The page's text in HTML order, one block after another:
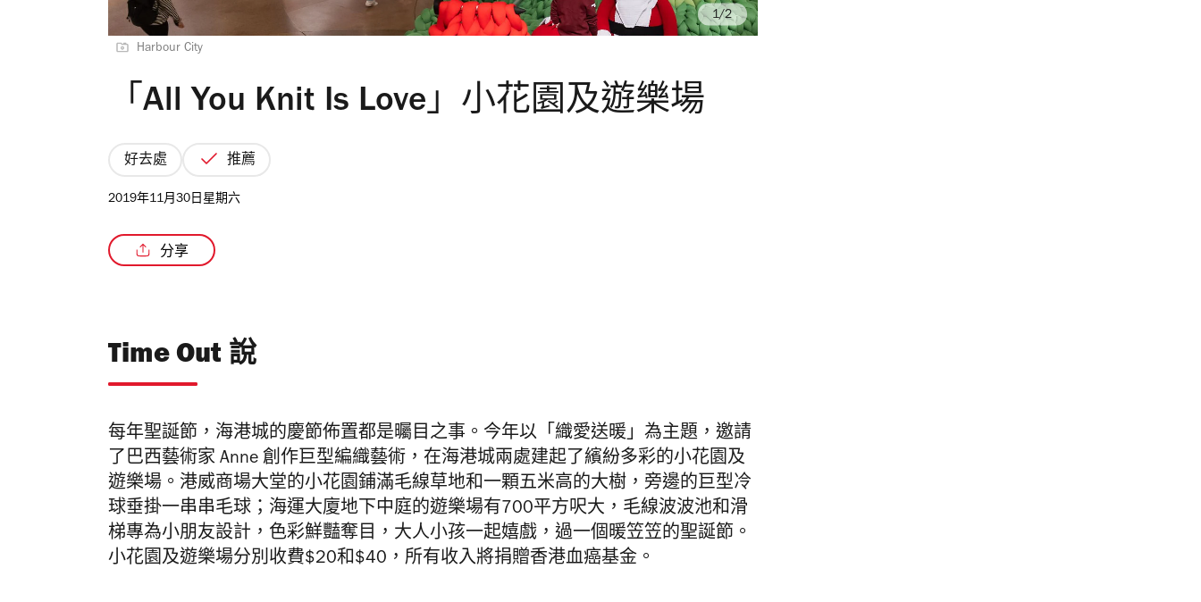
Harbour City
/2
「All You Knit Is Love」小花園及遊樂場
好去處 推薦
2019年11月30日星期六
分享
Time Out 說
每年聖誕節，海港城的慶節佈置都是曯目之事。今年以「織愛送暖」為主題，邀請
了巴西藝術家 Anne 創作巨型編織藝術，在海港城兩處建起了繽紛多彩的小花園及
遊樂場。港威商場大堂的小花園鋪滿毛線草地和一顆五米高的大樹，旁邊的巨型冷
球垂掛一串串毛球；海運大廈地下中庭的遊樂場有700平方呎大，毛線波波池和滑
梯專為小朋友設計，色彩鮮豔奪目，大人小孩一起嬉戲，過一個暖笠笠的聖誕節。
小花園及遊樂場分別收費$20和$40，所有收入將捐贈香港血癌基金。